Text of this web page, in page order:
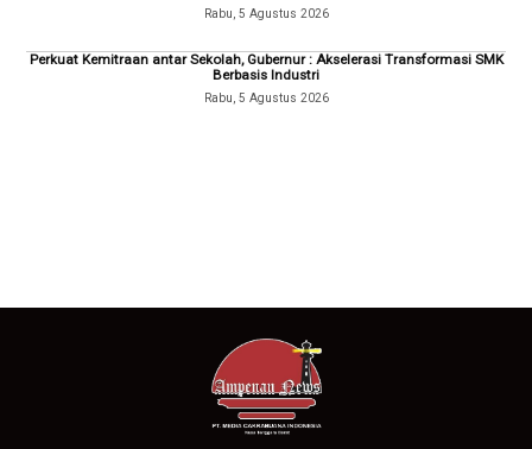
Rabu, 5 Agustus 2026
Perkuat Kemitraan antar Sekolah, Gubernur : Akselerasi Transformasi SMK
Berbasis Industri
Rabu, 5 Agustus 2026